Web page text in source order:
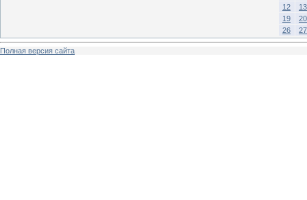
12
13
19
20
26
27
Полная версия сайта